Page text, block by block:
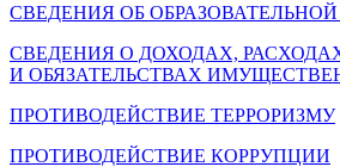
СВЕДЕНИЯ ОБ
СВЕДЕНИЯ О ДОХОДАХ,
И ОБЯЗАТЕЛЬСТВАХ
ПРОТИВОДЕЙСТВИЕ ТЕРРОРИЗМУ
ПРОТИВОДЕЙСТВИЕ КОРРУПЦИИ